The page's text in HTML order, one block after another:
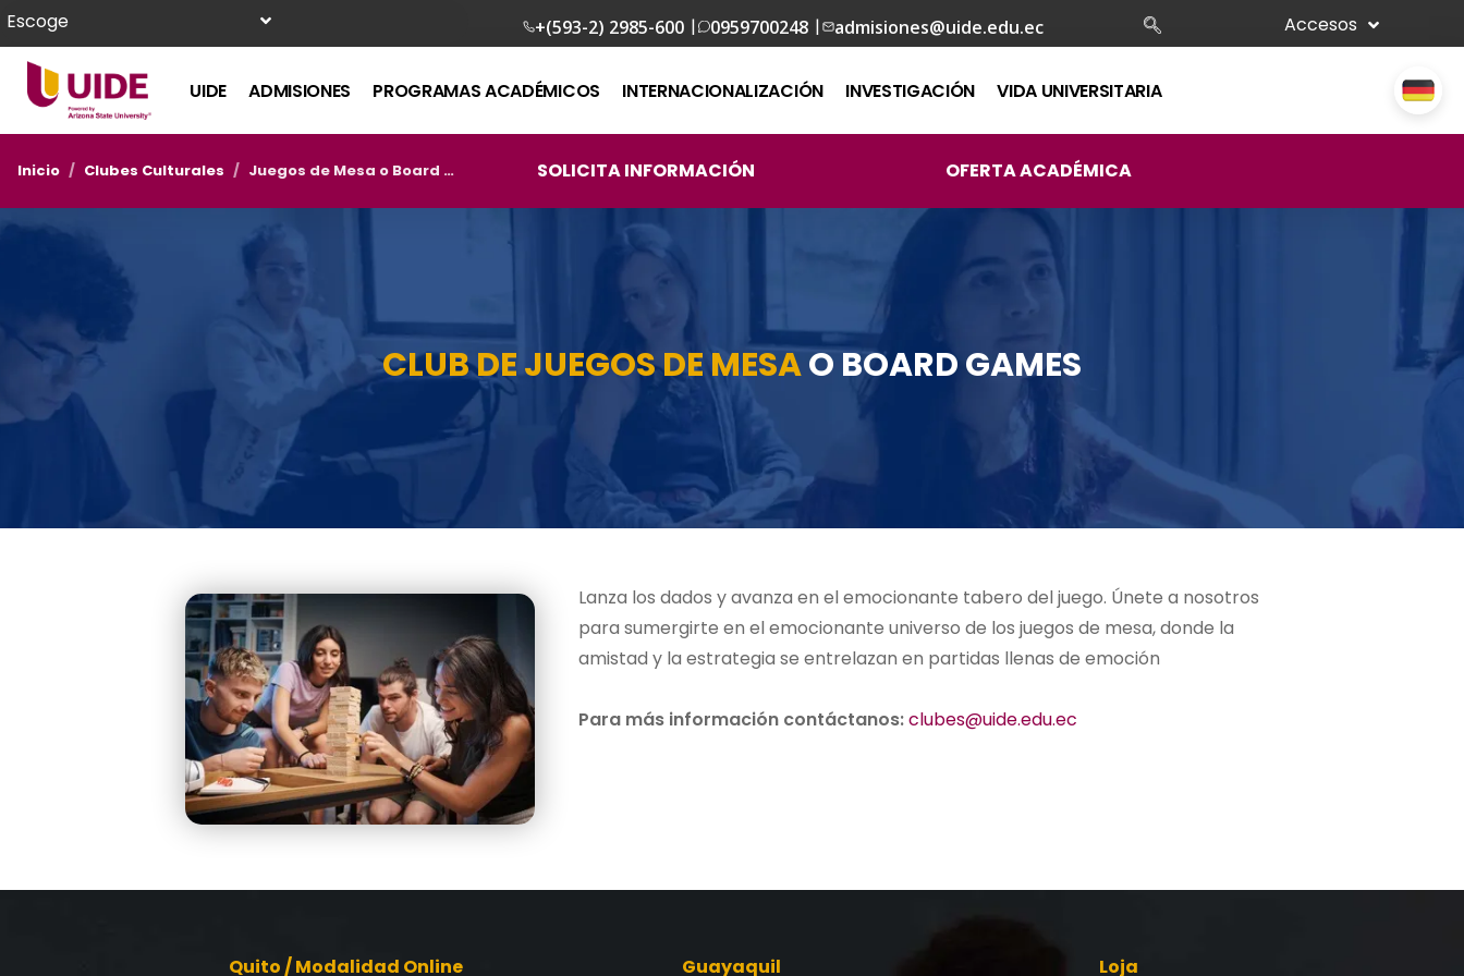
Escoge +(593-2) 2985-600 | 0959700248 | admisiones@uide.edu.ec Accesos
UIDE ADMISIONES PROGRAMAS ACADÉMICOS INTERNACIONALIZACIÓN INVESTIGACIÓN VIDA UNIVERSITARIA
Inicio / Clubes Culturales / Juegos de Mesa o Board Games SOLICITA INFORMACIÓN OFERTA ACADÉMICA
CLUB DE JUEGOS DE MESAO BOARD GAMES
Lanza los dados y avanza en el emocionante tabero del juego. Únete a nosotros
para sumergirte en el emocionante universo de los juegos de mesa, donde la
amistad y la estrategia se entrelazan en partidas llenas de emoción
Para más información contáctanos:clubes@uide.edu.ec
Quito / Modalidad Online Guayaquil Loja